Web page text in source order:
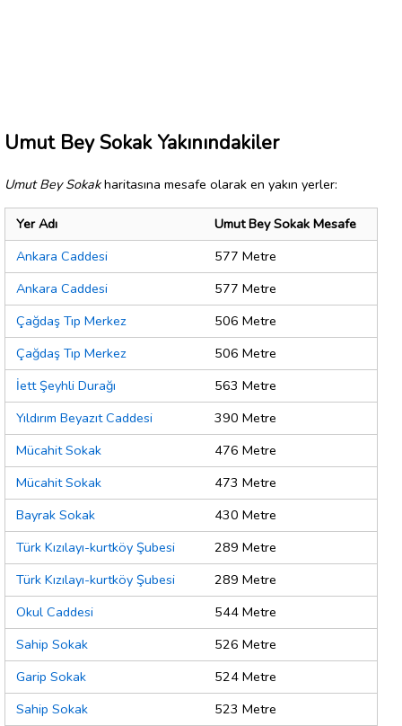
Umut Bey Sokak Yakınındakiler
Umut Bey Sokakharitasına mesafe olarak en yakın yerler:
Yer Adı
Umut Bey Sokak Mesafe
Ankara Caddesi
577 Metre
Ankara Caddesi
577 Metre
Çağdaş Tıp Merkez
506 Metre
Çağdaş Tıp Merkez
506 Metre
İett Şeyhli Durağı
563 Metre
Yıldırım Beyazıt Caddesi
390 Metre
Mücahit Sokak
476 Metre
Mücahit Sokak
473 Metre
Bayrak Sokak
430 Metre
Türk Kızılayı-kurtköy Şubesi
289 Metre
Türk Kızılayı-kurtköy Şubesi
289 Metre
Okul Caddesi
544 Metre
Sahip Sokak
526 Metre
Garip Sokak
524 Metre
Sahip Sokak
523 Metre